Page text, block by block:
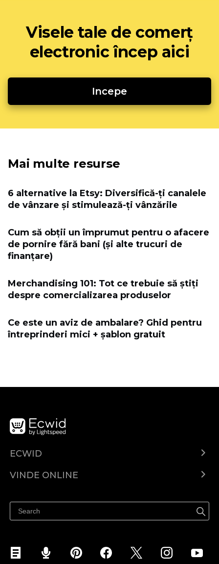
Visele tale de comerț
electronic încep aici
Incepe
Mai multe resurse
6 alternative la Etsy: Diversifică-ți canalele
de vânzare și stimulează-ți vânzările
Cum să obții un împrumut pentru o afacere
de pornire fără bani (și alte trucuri de
finanțare)
Merchandising 101: Tot ce trebuie să știți
despre comercializarea produselor
Ce este un aviz de ambalare? Ghid pentru
întreprinderi mici + șablon gratuit
ECWID
Prețuri
VINDE ONLINE
Vinde pe Facebook
Vinde pe Instagram